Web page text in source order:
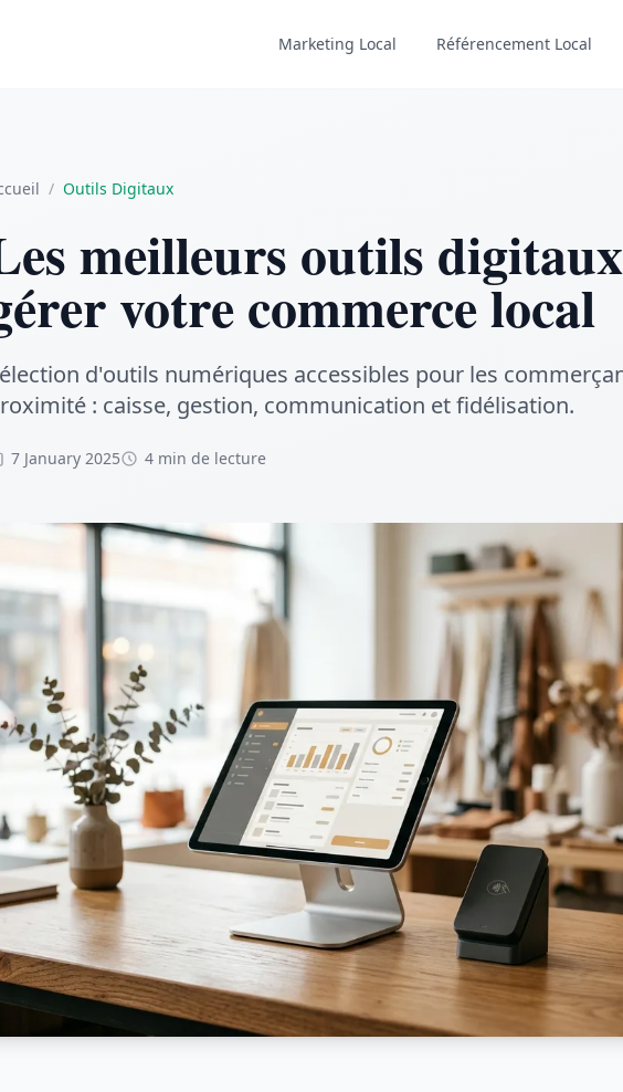
Marketing Local Référencement Local
/ Outils Digitaux
meilleurs outils
votre commerce local
d'outils numériques accessibles pour les
: caisse, gestion, communication et fidélisation.
7 January 2025 4 min de lecture